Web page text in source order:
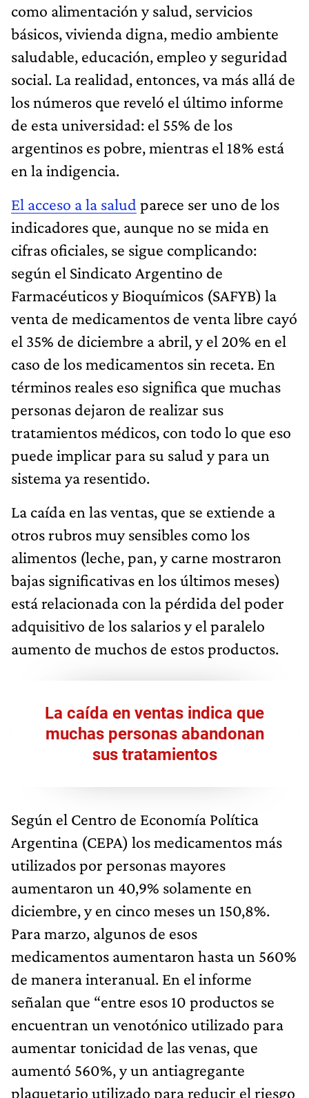
como alimentación y salud, servicios
básicos, vivienda digna, medio ambiente
saludable, educación, empleo y seguridad
social. La realidad, entonces, va más allá de
los números que reveló el último informe
de esta universidad: el 55% de los
argentinos es pobre, mientras el 18% está
en la indigencia.
El acceso a la salud parece ser uno de los
indicadores que, aunque no se mida en
cifras oficiales, se sigue complicando:
según el Sindicato Argentino de
Farmacéuticos y Bioquímicos (SAFYB) la
venta de medicamentos de venta libre cayó
el 35% de diciembre a abril, y el 20% en el
caso de los medicamentos sin receta. En
términos reales eso significa que muchas
personas dejaron de realizar sus
tratamientos médicos, con todo lo que eso
puede implicar para su salud y para un
sistema ya resentido.
La caída en las ventas, que se extiende a
otros rubros muy sensibles como los
alimentos (leche, pan, y carne mostraron
bajas significativas en los últimos meses)
está relacionada con la pérdida del poder
adquisitivo de los salarios y el paralelo
aumento de muchos de estos productos.
La caída en ventas indica que
muchas personas abandonan
sus tratamientos
Según el Centro de Economía Política
Argentina (CEPA) los medicamentos más
utilizados por personas mayores
aumentaron un 40,9% solamente en
diciembre, y en cinco meses un 150,8%.
Para marzo, algunos de esos
medicamentos aumentaron hasta un 560%
de manera interanual. En el informe
señalan que “entre esos 10 productos se
encuentran un venotónico utilizado para
aumentar tonicidad de las venas, que
aumentó 560%, y un antiagregante
plaquetario utilizado para reducir el riesgo